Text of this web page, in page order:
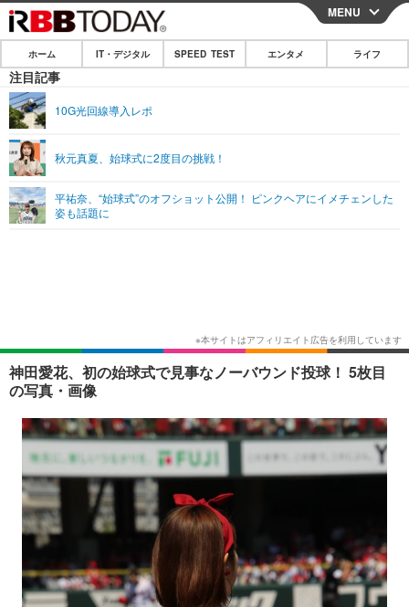
CLOSE
ホーム
IT・デジタル
ショッピング その他
SPEED TEST
エンタメ
エンタメTOP
ショッピング その他
ライフ
MENU
ホーム IT・デジタル SPEED TEST エンタメ ライフ
注目記事
10G光回線導入レポ
秋元真夏、始球式に2度目の挑戦！
平祐奈、“始球式”のオフショット公開！ ピンクヘアにイメチェンした
姿も話題に
神田愛花、初の始球式で見事なノーバウンド投球！ 5枚目
の写真・画像